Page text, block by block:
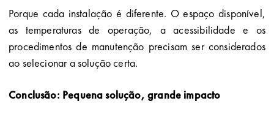
Porque cada instalação é diferente. O espaço disponível,
as temperaturas de operação, a acessibilidade e os
procedimentos de manutenção precisam ser considerados
ao selecionar a solução certa.
Conclusão: Pequena solução, grande impacto